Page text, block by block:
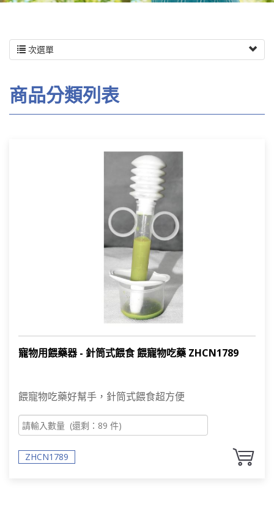
次選單
商品分類列表
寵物用餵藥器 - 針筒式餵食 餵寵物吃藥 ZHCN1789
餵寵物吃藥好幫手，針筒式餵食超方便
ZHCN1789